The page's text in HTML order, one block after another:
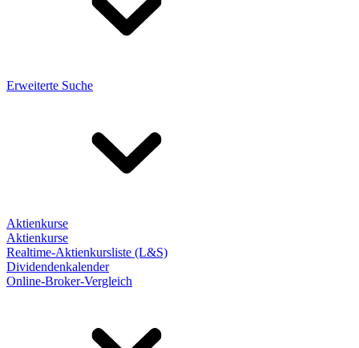
Erweiterte Suche
Aktienkurse
Aktienkurse
Realtime-Aktienkursliste (L&S)
Dividendenkalender
Online-Broker-Vergleich